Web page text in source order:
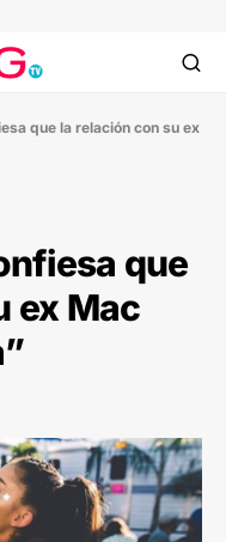
que la relación con su ex
que
ex Mac